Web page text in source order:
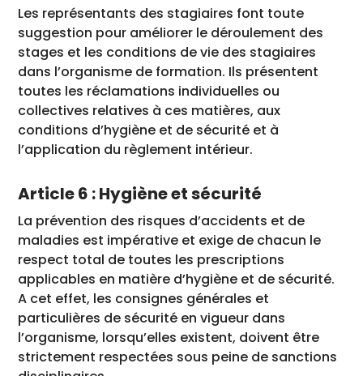
Les représentants des stagiaires font toute
suggestion pour améliorer le déroulement des
stages et les conditions de vie des stagiaires
dans l’organisme de formation. Ils présentent
toutes les réclamations individuelles ou
collectives relatives à ces matières, aux
conditions d’hygiène et de sécurité et à
l’application du règlement intérieur.
Article 6 : Hygiène et sécurité
La prévention des risques d’accidents et de
maladies est impérative et exige de chacun le
respect total de toutes les prescriptions
applicables en matière d’hygiène et de sécurité.
A cet effet, les consignes générales et
particulières de sécurité en vigueur dans
l’organisme, lorsqu’elles existent, doivent être
strictement respectées sous peine de sanctions